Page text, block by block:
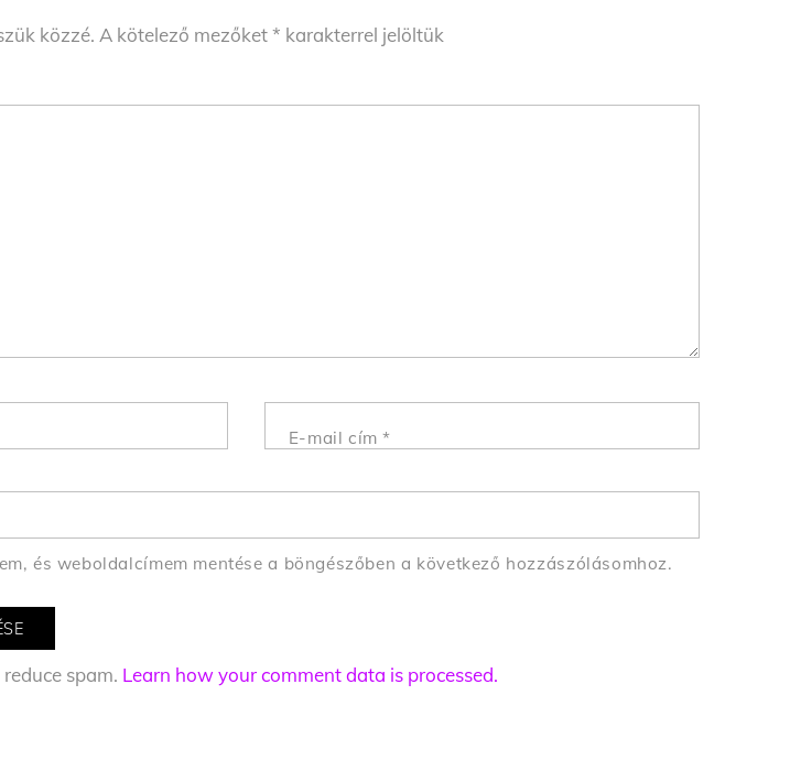
közzé. A kötelező mezőket* karakterrel jelöltük
E-mail cím*
és weboldalcímem mentése a böngészőben a következő hozzászólásomhoz.
spam. Learn how your comment data is processed.